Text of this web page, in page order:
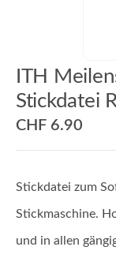
ITH
Stickdatei
CHF 6.90
Stickdatei zum
Stickmaschine.
und in allen